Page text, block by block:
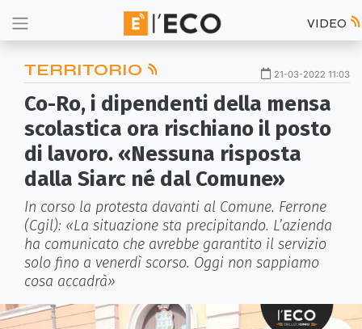
VIDEO
TERRITORIO 21-03-2022 11:03
Co-Ro, i dipendenti della mensa
scolastica ora rischiano il posto
di lavoro. «Nessuna risposta
dalla Siarc né dal Comune»
In corso la protesta davanti al Comune. Ferrone
(Cgil): «La situazione sta precipitando. L’azienda
ha comunicato che avrebbe garantito il servizio
solo fino a venerdì scorso. Oggi non sappiamo
cosa accadrà»